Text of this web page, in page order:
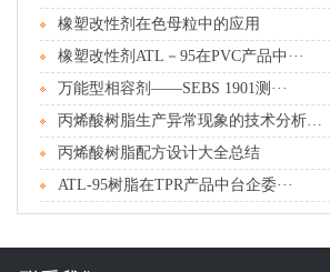
橡塑改性剂在色母粒中的应用
橡塑改性剂ATL－95在PVC产品中···
万能型相容剂――SEBS 1901测···
丙烯酸树脂配方设计大全总结
ATL-95树脂在TPR产品中台企委···